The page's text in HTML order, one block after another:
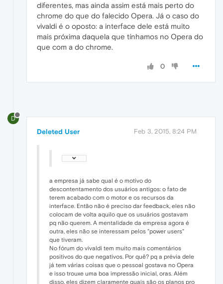
diferentes, mas ainda assim está mais perto do
chrome do que do falecido Opera. Já o caso do
vivaldi é o oposto: a interface dele está muito
mais próxima daquela que tínhamos no Opera do
que com a do chrome.
0
D
Deleted User Feb 3, 2015, 8:24 PM
a empresa já sabe qual é o motivo do
descontentamento dos usuários antigos: o fato de
terem acabado com o motor e os recursos da
interface. Então não é preciso dar feedback, eles não
colocam de volta aquilo que os usuários gostavam
pq não querem. A mentalidade da empresa agora é
outra, eles não se interessam pelos "power users"
que tiveram.
No fórum do vivaldi tem muito mais comentários
positivos do que negativos. Por quê? pq a prévia dele
já tem várias coisas que o pessoal gostava no Opera
e isso trouxe uma boa impressão inicial, oras. Além
disso, eles dizem claramente quais são os planos pro